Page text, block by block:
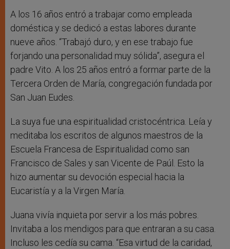
A los 16 años entró a trabajar como empleada
doméstica y se dedicó a estas labores durante
nueve años. “Trabajó duro, y en ese trabajo fue
forjando una personalidad muy sólida”, asegura el
padre Vito. A los 25 años entró a formar parte de la
Tercera Orden de María, congregación fundada por
San Juan Eudes.
La suya fue una espiritualidad cristocéntrica. Leía y
meditaba los escritos de algunos maestros de la
Escuela Francesa de Espiritualidad como san
Francisco de Sales y san Vicente de Paúl. Esto la
hizo aumentar su devoción especial hacia la
Eucaristía y a la Virgen María.
Juana vivía inquieta por servir a los más pobres.
Invitaba a los mendigos para que entraran a su casa.
Incluso les cedía su cama. “Esa virtud de la caridad,